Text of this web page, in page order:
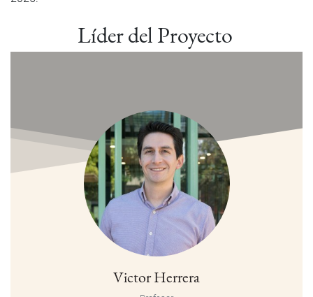
Líder del Proyecto
Victor Herrera